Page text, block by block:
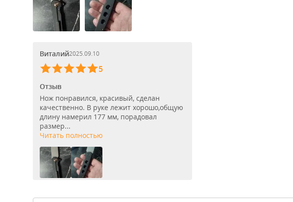
Виталий2025.09.10
5
Отзыв
Нож понравился, красивый, сделан
качественно. В руке лежит хорошо,общую
длину намерил 177 мм, порадовал
размер...
Читать полностью